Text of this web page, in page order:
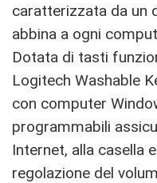
caratterizzata da un
abbina a ogni
Dotata di tasti
Logitech Washable
con computer
programmabili
Internet, alla casella
regolazione del